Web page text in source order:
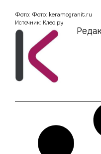
Фото: Фото: keramogranit.ru
Источник: Клео.ру